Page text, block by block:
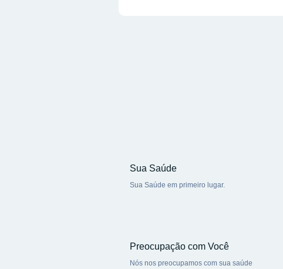
Sua Saúde
Sua Saúde em primeiro lugar.
Preocupação com Você
Nós nos preocupamos com sua saúde